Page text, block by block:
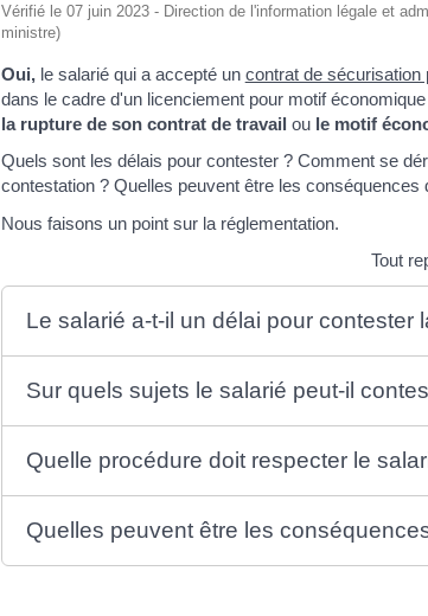
Vérifié le 07 juin 2023 - Direction de l'information légale et
ministre)
Oui, le salarié qui a accepté un contrat de sécurisation
dans le cadre d'un licenciement pour motif
la rupture de son contrat de travail ou le motif
Quels sont les délais pour contester ? Comment se
contestation ? Quelles peuvent être les conséquences
Nous faisons un point sur la réglementation.
Tout
Le salarié a-t-il un délai pour
Sur quels sujets le salarié peut-il
Quelle procédure doit respecter le
Quelles peuvent être les